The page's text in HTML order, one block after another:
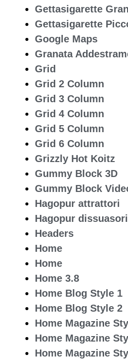
Gettasigarette
Gettasigarette
Google Maps
Granata
Grid
Grid 2 Column
Grid 3 Column
Grid 4 Column
Grid 5 Column
Grid 6 Column
Grizzly Hot Koitz
Gummy Block 3D
Gummy Block
Hagopur attrattori
Hagopur dissuasori
Headers
Home
Home
Home 3.8
Home Blog Style 1
Home Blog Style 2
Home Magazine
Home Magazine
Home Magazine